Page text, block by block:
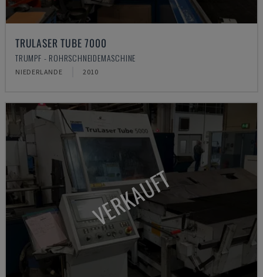
TRULASER TUBE 7000
TRUMPF - ROHRSCHNEIDEMASCHINE
NIEDERLANDE 2010
VERKAUFT